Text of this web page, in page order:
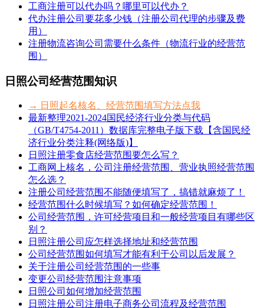
工商注册可以代办吗？哪里可以代办？
代办注册公司要花多少钱（注册公司代理的步骤及费
用）
注册物流咨询公司需要什么条件（物流行业的经营范
围）
日照公司经营范围知识
→ 日照起名核名、经营范围填写方法点我
最新整理2021-2024国民经济行业分类与代码
（GB/T4754-2011）数据库完整电子版下载【含国民经
济行业分类注释(网络版)】
日照注册零食店经营范围要怎么写？
工商网上核名，公司注册经营范围、营业执照经营范围
怎么选？
注册公司经营范围不能随便填写了，搞错就麻烦了！
经营范围什么时候填写？如何确定经营范围！
公司经营范围，许可经营项目和一般经营项目有哪些区
别？
日照注册公司应怎样选择地址和经营范围
公司经营范围如何填写才能有利于公司以后发展？
关于注册公司经营范围的一些事
变更公司经营范围注意事项
日照公司如何增加经营范围
日照注册公司注册电子商务公司流程及经营范围